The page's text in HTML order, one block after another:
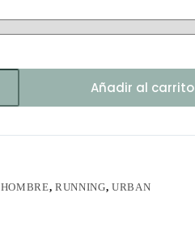
Añadir al carrito
HOMBRE,RUNNING, URBAN